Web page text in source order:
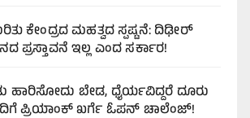
ಕೇಂದ್ರದ ಮಹತ್ವದ ಸ್ಪಷ್ಟನೆ: ದಿಢೀರ್
ಪ್ರಸ್ತಾವನೆ ಇಲ್ಲ ಎಂದ ಸರ್ಕಾರ!
ಹಾರಿಸೋದು ಬೇಡ, ಧೈರ್ಯವಿದ್ದರೆ ದೂರು
ಪ್ರಿಯಾಂಕ್ ಖರ್ಗೆ ಓಪನ್ ಚಾಲೆಂಜ್!